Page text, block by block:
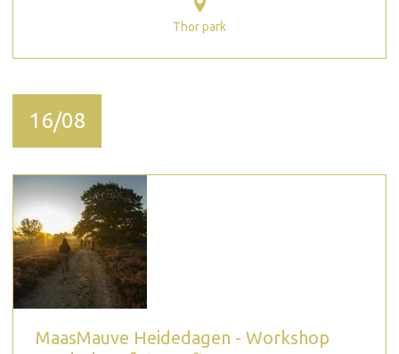
Thor park
16/08
MaasMauve Heidedagen - Workshop